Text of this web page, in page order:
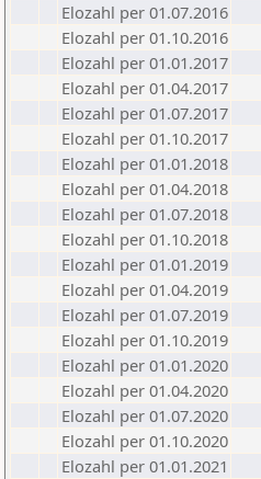
Elozahl per 01.07.2016
Elozahl per 01.10.2016
Elozahl per 01.01.2017
Elozahl per 01.04.2017
Elozahl per 01.07.2017
Elozahl per 01.10.2017
Elozahl per 01.01.2018
Elozahl per 01.04.2018
Elozahl per 01.07.2018
Elozahl per 01.10.2018
Elozahl per 01.01.2019
Elozahl per 01.04.2019
Elozahl per 01.07.2019
Elozahl per 01.10.2019
Elozahl per 01.01.2020
Elozahl per 01.04.2020
Elozahl per 01.07.2020
Elozahl per 01.10.2020
Elozahl per 01.01.2021